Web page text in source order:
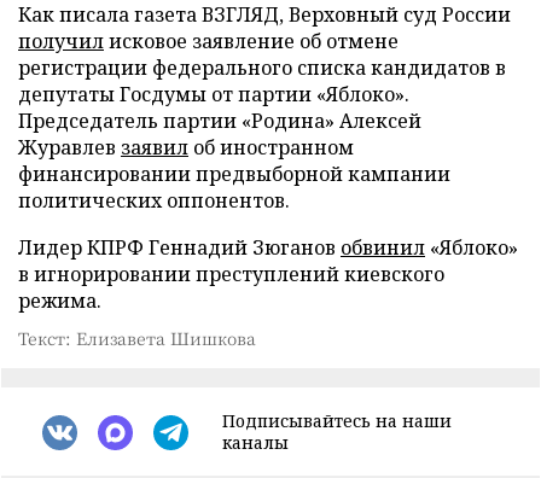
Как писала газета ВЗГЛЯД, Верховный суд России
получилисковое заявление об отмене
регистрации федерального списка кандидатов в
депутаты Госдумы от партии «Яблоко».
Председатель партии «Родина» Алексей
Журавлев заявил об иностранном
финансировании предвыборной кампании
политических оппонентов.
Лидер КПРФ Геннадий Зюганов обвинил «Яблоко»
в игнорировании преступлений киевского
режима.
Текст: Елизавета Шишкова
Подписывайтесь на наши
каналы